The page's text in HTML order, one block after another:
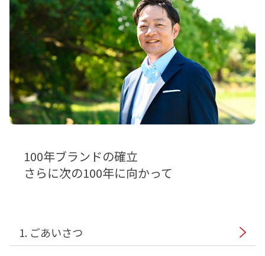
100年ブランドの確立
さらに次の100年に向かって
1. ごあいさつ